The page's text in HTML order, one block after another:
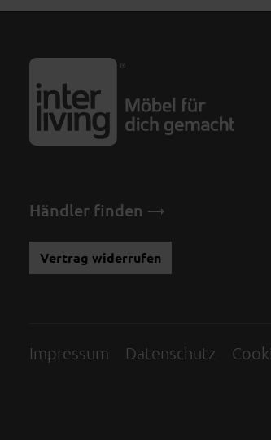
Händler finden
Vertrag widerrufen
Impressum Datenschutz